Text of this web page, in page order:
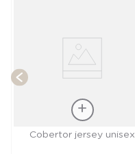
TallaCobertor jersey unisex